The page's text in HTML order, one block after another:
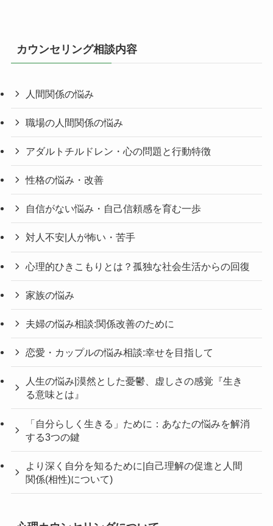
カウンセリング相談内容
人間関係の悩み
職場の人間関係の悩み
アダルトチルドレン・心の問題と行動特徴
性格の悩み・改善
自信がない悩み・自己信頼感を育む一歩
対人不安|人が怖い・苦手
心理的ひきこもりとは？孤独な社会生活からの回復
家族の悩み
夫婦の悩み相談:関係改善のために
恋愛・カップルの悩み相談:幸せを目指して
人生の悩み|漠然とした憂鬱、虚しさの感覚『生き
る意味とは』
「自分らしく生きる」ために：あなたの悩みを解消
する3つの鍵
より深く自分を知るために|自己理解の促進と人間
関係(相性)について)